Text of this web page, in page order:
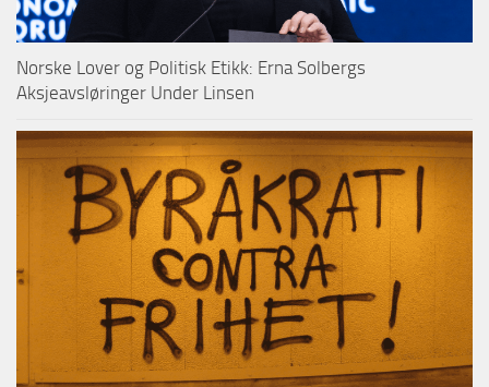
Norske Lover og Politisk Etikk: Erna Solbergs
Aksjeavsløringer Under Linsen